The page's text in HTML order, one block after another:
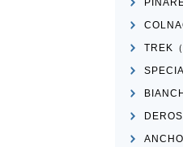
BMX
TREK